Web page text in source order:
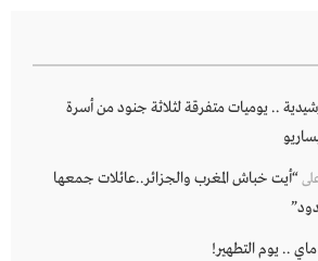
.. يوميات متفرقة لثلاثة جنود من أسرة
“أيت خباش المغرب والجزائر..عائلات جمعها
.. يوم التطهير!